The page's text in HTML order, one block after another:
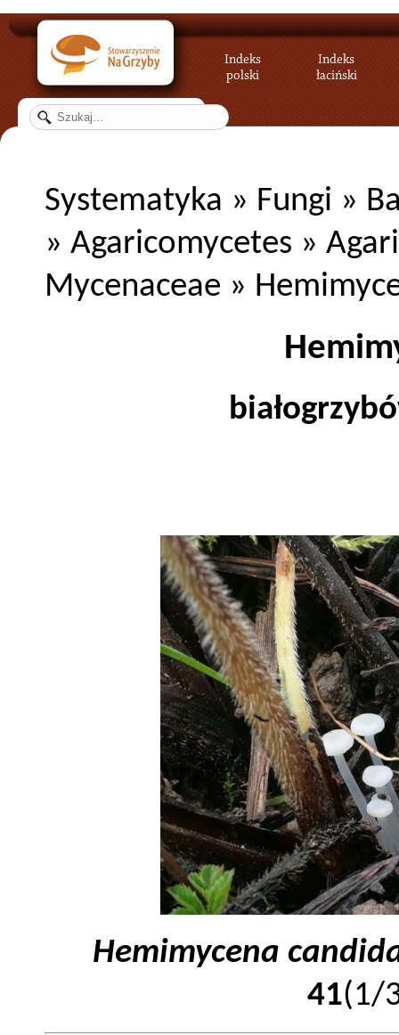
Indeks
polski
Indeks
łaciński
Systematyka » Fungi »
» Agaricomycetes »
Mycenaceae »
Hemimycena
41(1/